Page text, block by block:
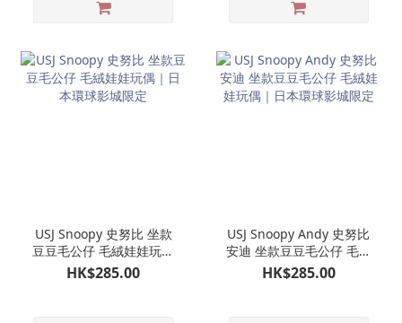
USJ Snoopy 史努比 坐款
豆豆毛公仔 毛絨娃娃玩偶
｜日本環球影城限定
HK$285.00
USJ Snoopy Andy 史努比
安迪 坐款豆豆毛公仔 毛絨
娃娃玩偶｜日本環球影城
HK$285.00